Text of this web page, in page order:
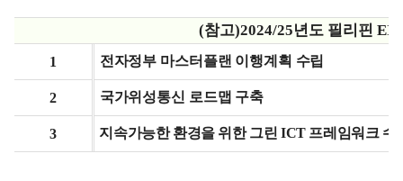
(참고)2024/25년도 필리핀
1 전자정부 마스터플랜 이행계획 수립
2 국가위성통신 로드맵 구축
3 지속가능한 환경을 위한 그린 ICT 프레임워크 수